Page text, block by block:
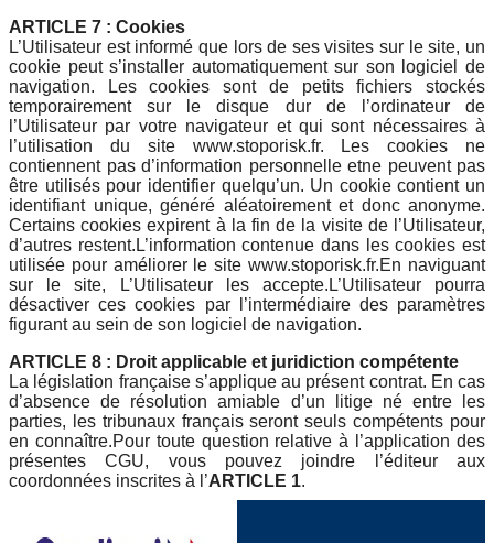
ARTICLE 7 : Cookies
L’Utilisateur est informé que lors de ses visites sur le site, un
cookie peut s’installer automatiquement sur son logiciel de
navigation. Les cookies sont de petits fichiers stockés
temporairement sur le disque dur de l’ordinateur de
l’Utilisateur par votre navigateur et qui sont nécessaires à
l’utilisation du site www.stoporisk.fr. Les cookies ne
contiennent pas d’information personnelle etne peuvent pas
être utilisés pour identifier quelqu’un. Un cookie contient un
identifiant unique, généré aléatoirement et donc anonyme.
Certains cookies expirent à la fin de la visite de l’Utilisateur,
d’autres restent.L’information contenue dans les cookies est
utilisée pour améliorer le site www.stoporisk.fr.En naviguant
sur le site, L’Utilisateur les accepte.L’Utilisateur pourra
désactiver ces cookies par l’intermédiaire des paramètres
figurant au sein de son logiciel de navigation.
ARTICLE 8 : Droit applicable et juridiction compétente
La législation française s’applique au présent contrat. En cas
d’absence de résolution amiable d’un litige né entre les
parties, les tribunaux français seront seuls compétents pour
en connaître.Pour toute question relative à l’application des
présentes CGU, vous pouvez joindre l’éditeur aux
coordonnées inscrites à l’ARTICLE 1.